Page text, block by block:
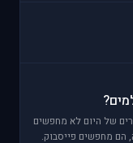
של היום לא מחפשים
הם מחפשים פייסבוק.